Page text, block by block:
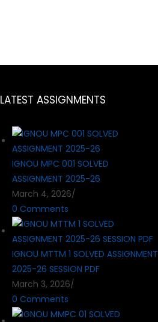
LATEST ASSIGNMENTS
IGNOU MPC 001 SOLVED
ASSIGNMENT 2025-26
March 4, 2026/
0 Comments
IGNOU MTTM 1 SOLVED ASSIGNMENT
2025-26 SESSION PDF
March 3, 2026/
0 Comments